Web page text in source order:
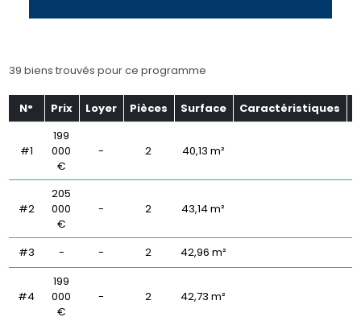
39 biens trouvés pour ce programme
N° Prix Loyer Pièces Surface Caractéristiques
#1
199
000
€
- 2 40,13 m²
#2
205
000
€
- 2 43,14 m²
#3 - - 2 42,96 m²
#4
199
000
€
- 2 42,73 m²